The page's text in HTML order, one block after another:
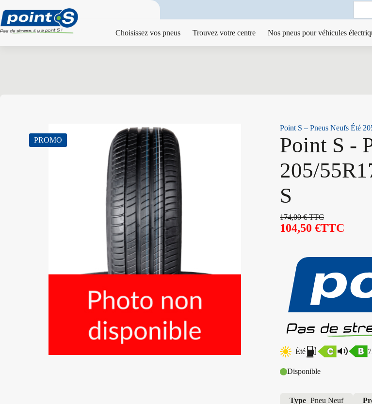
au
contenu
Choisissez vos pneus Trouvez votre centre Nos pneus pour véhicules
PROMO
Point S – Pneus Neufs Été
Point S -
205/
S
174,00€TTC
104,50€TTC
Été
Disponible
Type Pneu Neuf